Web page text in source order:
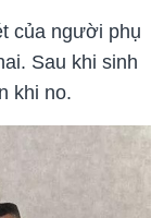
của người phụ
Sau khi sinh
khi no.